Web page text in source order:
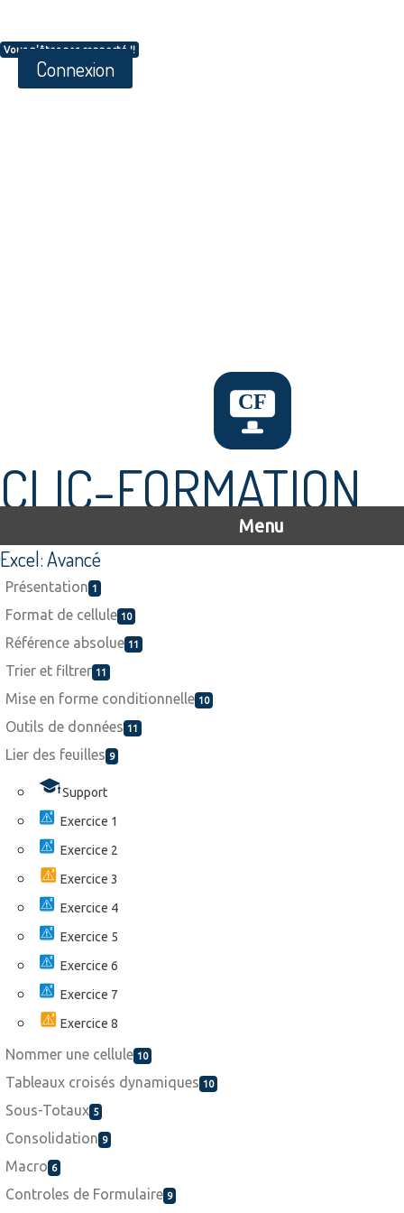
Vous n'êtes pas connecté !!
Connexion
CLIC-FORMATION
Menu
Excel: Avancé
Présentation 1
Format de cellule 10
Référence absolue 11
Trier et filtrer 11
Mise en forme conditionnelle 10
Outils de données 11
Lier des feuilles 9
Support
Exercice 1
Exercice 2
Exercice 3
Exercice 4
Exercice 5
Exercice 6
Exercice 7
Exercice 8
Nommer une cellule 10
Tableaux croisés dynamiques 10
Sous-Totaux 5
Consolidation 9
Macro 6
Controles de Formulaire 9